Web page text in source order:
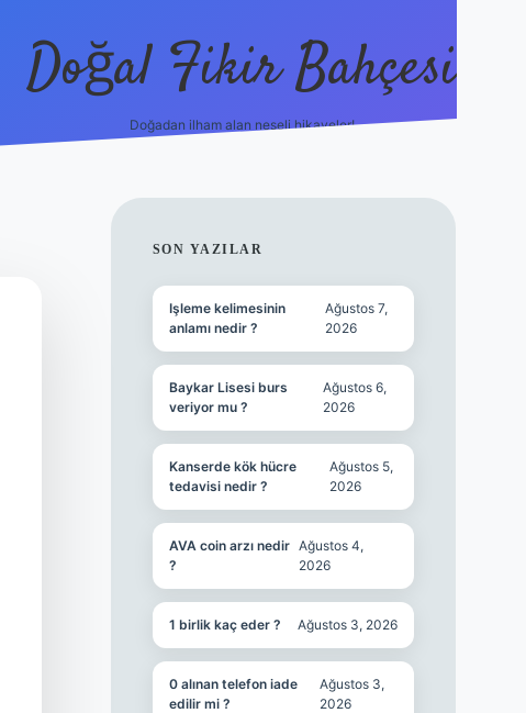
Doğal Fikir Bahçesi
Doğadan ilham alan neşeli hikayeler!
SIDEBAR
SON YAZILAR
Işleme kelimesinin
anlamı nedir ?
Ağustos 7,
2026
Baykar Lisesi burs
veriyor mu ?
Ağustos 6,
2026
Kanserde kök hücre
tedavisi nedir ?
Ağustos 5,
2026
AVA coin arzı nedir
?
Ağustos 4,
2026
1 birlik kaç eder ? Ağustos 3, 2026
0 alınan telefon iade
edilir mi ?
Ağustos 3,
2026
grandoperabet